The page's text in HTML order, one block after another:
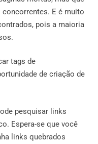
E é muito
pois a maioria
tags de
de criação de
pesquisar links
Espera-se que você
links quebrados